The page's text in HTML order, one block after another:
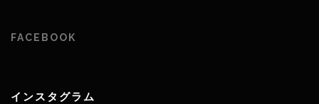
FACEBOOK
インスタグラム